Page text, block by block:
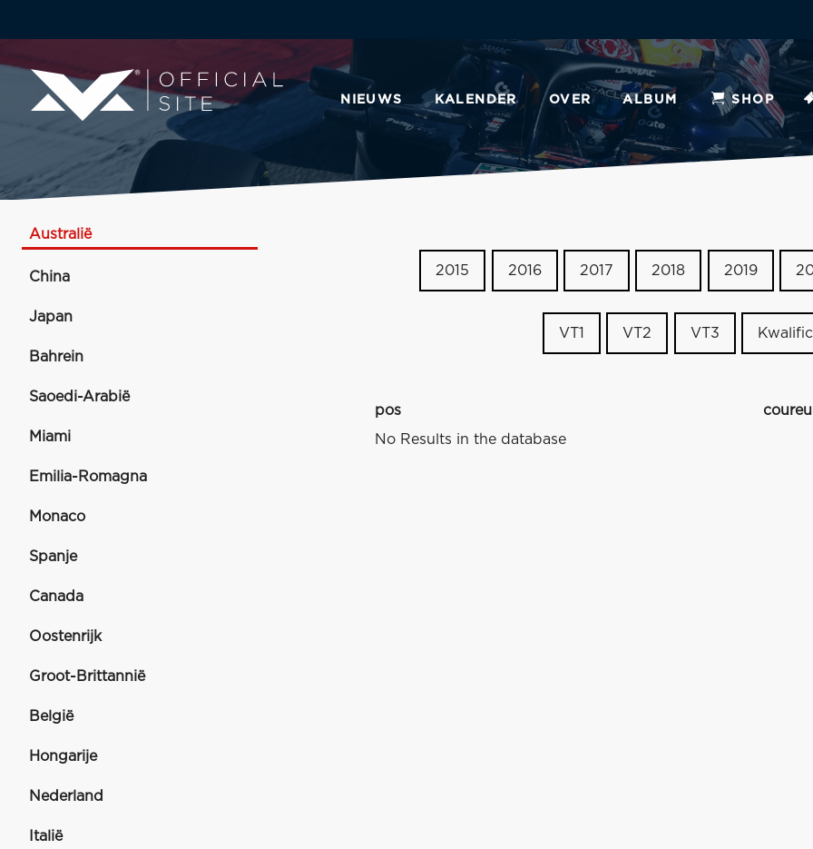
NIEUWS KALENDER OVER ALBUM SHOP
Australië
China
Japan
Bahrein
Saoedi-Arabië
Miami
Emilia-Romagna
Monaco
Spanje
Canada
Oostenrijk
Groot-Brittannië
België
Hongarije
Nederland
Italië
2015 2016 2017 2018 2019
VT1 VT2 VT3
pos
No Results in the database